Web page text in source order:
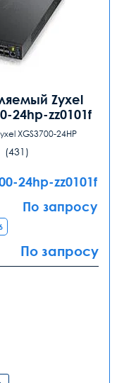
Zyxel
24hp-zz0101f
XGS3700-24HP
(431)
24hp-zz0101f
По запросу
По запросу